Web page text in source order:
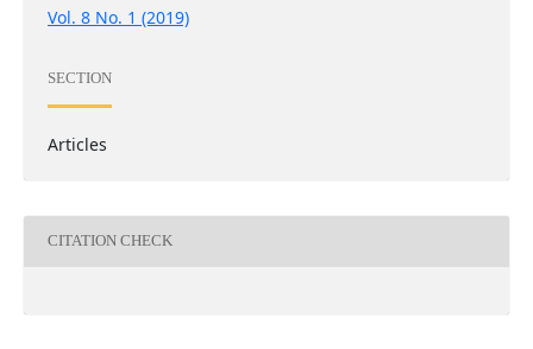
Vol. 8 No. 1 (2019)
SECTION
Articles
CITATION CHECK